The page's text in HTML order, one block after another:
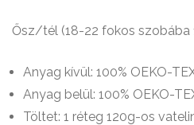
Ősz/tél (18-22 fokos szobába
Anyag kívül: 100% OEKO-
Anyag belül: 100% OEKO-
Töltet: 1 réteg 120g-os